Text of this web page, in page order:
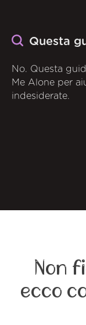
Questa
No. Questa
Me Alone per
indesiderate.
Non
ecco